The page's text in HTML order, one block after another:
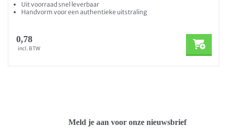
Uit voorraad snel leverbaar
Handvorm voor een authentieke uitstraling
0,78
incl. BTW
Meld je aan voor onze nieuwsbrief